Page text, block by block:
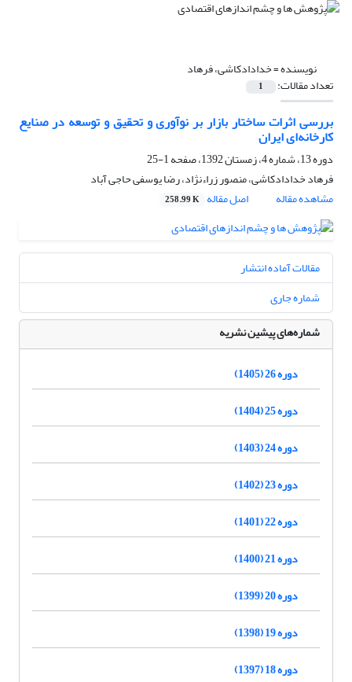
نویسنده =خدادادکاشی، فرهاد
تعداد مقالات: 1
بررسی اثرات ساختار بازار بر نوآوری و تحقیق و توسعه در صنایع
کارخانه‌ای ایران
دوره 13، شماره 4، زمستان 1392، صفحه
1-25
فرهاد خدادادکاشی، منصور زراء‌نژاد، رضا یوسفی حاجی آباد
مشاهده مقاله
اصل مقاله 258.99 K
مقالات آماده انتشار
شماره جاری
شماره‌های پیشین نشریه
دوره 26 (1405)
دوره 25 (1404)
دوره 24 (1403)
دوره 23 (1402)
دوره 22 (1401)
دوره 21 (1400)
دوره 20 (1399)
دوره 19 (1398)
دوره 18 (1397)